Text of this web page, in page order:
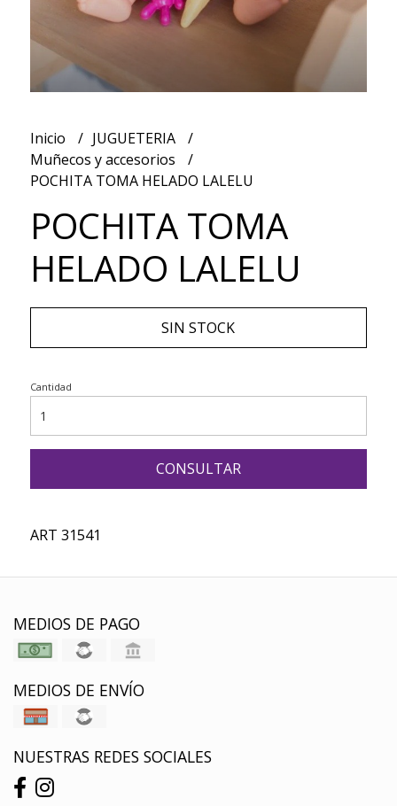
Inicio
JUGUETERIA
Muñecos y accesorios
POCHITA TOMA HELADO LALELU
POCHITA TOMA
HELADO LALELU
SIN STOCK
Cantidad
CONSULTAR
ART 31541
MEDIOS DE PAGO
MEDIOS DE ENVÍO
NUESTRAS REDES SOCIALES